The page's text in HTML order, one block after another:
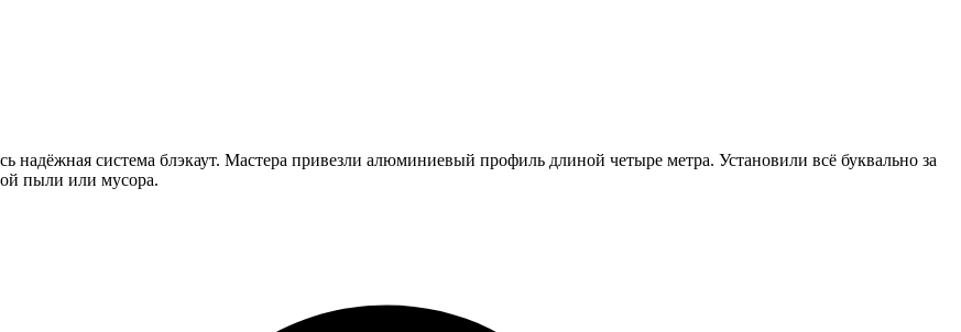
надёжная система блэкаут. Мастера привезли алюминиевый профиль длиной четыре метра. Установили всё буквально за
пыли или мусора.